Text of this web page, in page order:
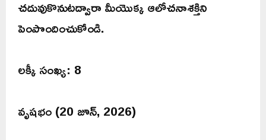
చదువుకొనుటద్వారా మీయొక్క ఆలోచనాశక్తిని
పెంపొందించుకోండి.
లక్కీ సంఖ్య: 8
వృషభం (20 జూన్, 2026)